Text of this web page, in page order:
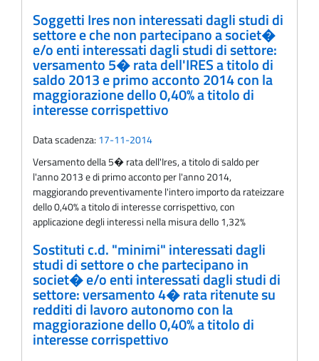
Soggetti Ires non interessati dagli studi di
settore e che non partecipano a societ�
e/o enti interessati dagli studi di settore:
versamento 5� rata dell'IRES a titolo di
saldo 2013 e primo acconto 2014 con la
maggiorazione dello 0,40% a titolo di
interesse corrispettivo
Data scadenza: 17-11-2014
Versamento della 5� rata dell'Ires, a titolo di saldo per
l'anno 2013 e di primo acconto per l'anno 2014,
maggiorando preventivamente l'intero importo da rateizzare
dello 0,40% a titolo di interesse corrispettivo, con
applicazione degli interessi nella misura dello 1,32%
Sostituti c.d. "minimi" interessati dagli
studi di settore o che partecipano in
societ� e/o enti interessati dagli studi di
settore: versamento 4� rata ritenute su
redditi di lavoro autonomo con la
maggiorazione dello 0,40% a titolo di
interesse corrispettivo